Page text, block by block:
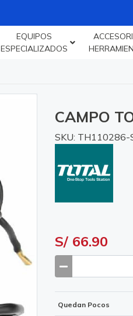
EQUIPOS
ESPECIALIZADOS
CAMPO
SKU: TH110286-
S/ 66.90
Quedan Pocos